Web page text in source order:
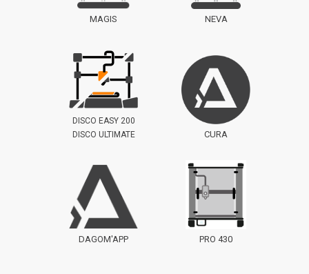
MAGIS NEVA
DISCO EASY 200
DISCO ULTIMATE
CURA
DAGOM'APP PRO 430